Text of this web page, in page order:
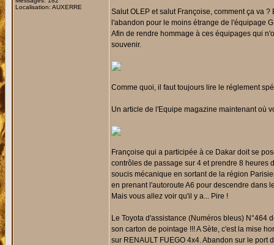
Localisation: AUXERRE
Salut OLEP et salut Françoise, comment ça va
l'abandon pour le moins étrange de l'équipage
Afin de rendre hommage à ces équipages qui
souvenir.
Comme quoi, il faut toujours lire le réglement
Un article de l'Equipe magazine maintenant où
Françoise qui a participée à ce Dakar doit se
contrôles de passage sur 4 et prendre 8 heures
soucis mécanique en sortant de la région
en prenant l'autoroute A6 pour descendre dans
Mais vous allez voir qu'il y a... Pire !
Le Toyota d'assistance (Numéros bleus) N°464
son carton de pointage !!! A Sète, c'est la mise
sur RENAULT FUEGO 4x4. Abandon sur le